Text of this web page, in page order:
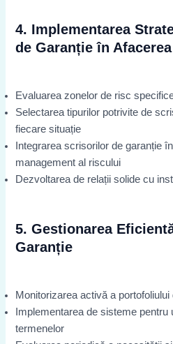
4. Implementarea
de Garanție în
Evaluarea zonelor de risc
Selectarea tipurilor potrivite de
fiecare situație
Integrarea scrisorilor de garanție
management al riscului
Dezvoltarea de relații solide cu
5. Gestionarea
Garanție
Monitorizarea activă a
Implementarea de sisteme pentru
termenelor